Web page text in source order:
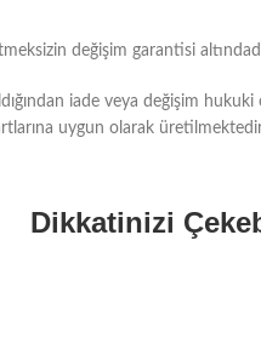
değişim garantisi
iade veya değişim
uygun olarak
Dikkatinizi